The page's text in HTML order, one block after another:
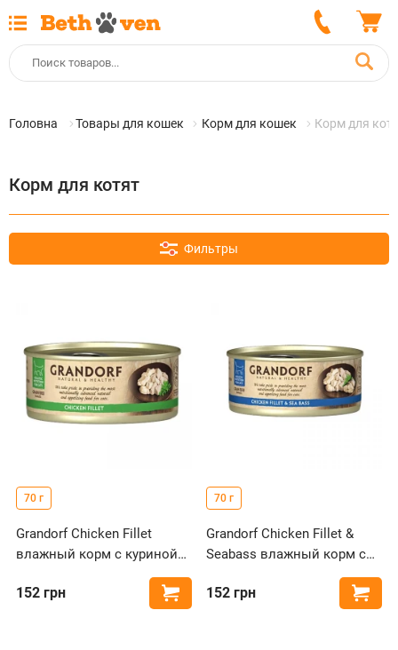
Головна Товары для кошек Корм для кошек Корм для
Корм для котят
Фильтры
70 г
Grandorf Chicken Fillet
влажный корм с куриной
152 грн Купить
70 г
Grandorf Chicken Fillet &
Seabass влажный корм с
куриной грудкой и сибасом
для кошек
152 грн